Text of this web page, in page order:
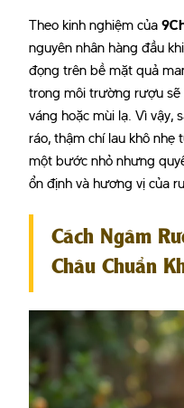
Theo kinh nghiệm của
nguyên nhân hàng đầu
đọng trên bề mặt quả
trong môi trường rượu sẽ
váng hoặc mùi lạ. Vì vậy,
ráo, thậm chí lau khô
một bước nhỏ nhưng
ổn định và hương vị của
Cách Ngâm
Châu Chuẩn